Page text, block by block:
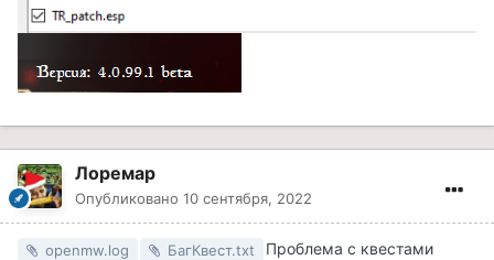
Лоремар
Опубликовано 10 сентября, 2022
openmw.log БагКвест.txt
Проблема с квестами